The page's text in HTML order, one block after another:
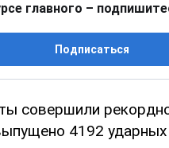
главного –
Подписаться
совершили
4192